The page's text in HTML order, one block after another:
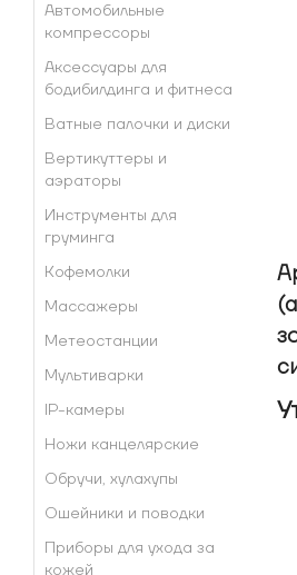
Автомобильные
компрессоры
Аксессуары для
бодибилдинга и фитнеса
Ватные палочки и диски
Вертикуттеры и
аэраторы
Инструменты для
груминга
Кофемолки
Массажеры
Метеостанции
Мультиварки
IP-камеры
Ножи канцелярские
Обручи, хулахупы
Ошейники и поводки
Приборы для ухода за
кожей